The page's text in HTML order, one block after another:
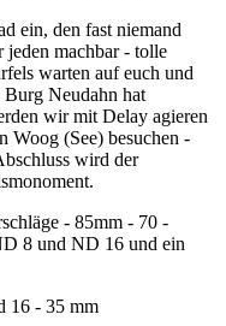
ein, den fast niemand
jeden machbar - tolle
warten auf euch und
Neudahn hat
wir mit Delay agieren
Woog (See) besuchen -
wird der
- 85mm - 70 -
8 und ND 16 und ein
16 - 35 mm